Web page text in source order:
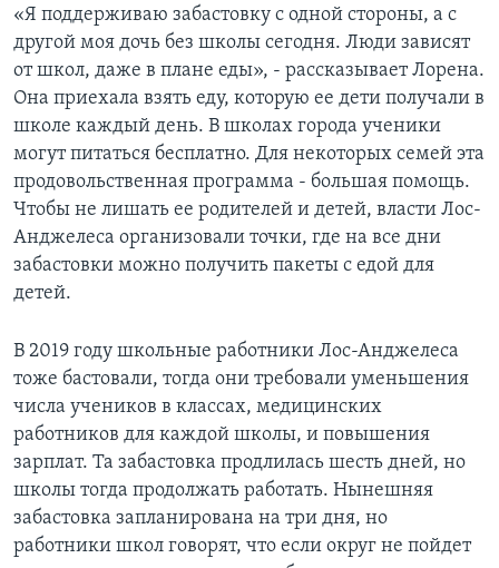
«Я поддерживаю забастовку с одной стороны, а с
другой моя дочь без школы сегодня. Люди зависят
от школ, даже в плане еды», - рассказывает Лорена.
Она приехала взять еду, которую ее дети получали в
школе каждый день. В школах города ученики
могут питаться бесплатно. Для некоторых семей эта
продовольственная программа - большая помощь.
Чтобы не лишать ее родителей и детей, власти Лос-
Анджелеса организовали точки, где на все дни
забастовки можно получить пакеты с едой для
детей.
В 2019 году школьные работники Лос-Анджелеса
тоже бастовали, тогда они требовали уменьшения
числа учеников в классах, медицинских
работников для каждой школы, и повышения
зарплат. Та забастовка продлилась шесть дней, но
школы тогда продолжать работать. Нынешняя
забастовка запланирована на три дня, но
работники школ говорят, что если округ не пойдет